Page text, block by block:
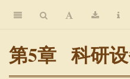
第5 科研